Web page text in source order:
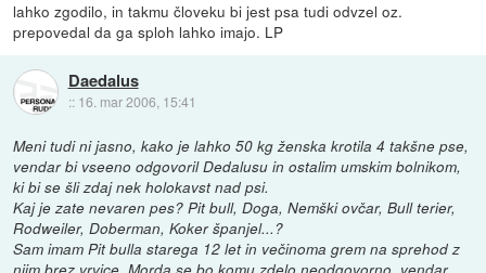
lahko zgodilo, in takmu človeku bi jest psa tudi odvzel oz.
prepovedal da ga sploh lahko imajo. LP
Daedalus
:: 16. mar 2006, 15:41
Meni tudi ni jasno, kako je lahko 50 kg ženska krotila 4 takšne pse,
vendar bi vseeno odgovoril Dedalusu in ostalim umskim bolnikom,
ki bi se šli zdaj nek holokavst nad psi.
Kaj je zate nevaren pes? Pit bull, Doga, Nemški ovčar, Bull terier,
Rodweiler, Doberman, Koker španjel...?
Sam imam Pit bulla starega 12 let in večinoma grem na sprehod z